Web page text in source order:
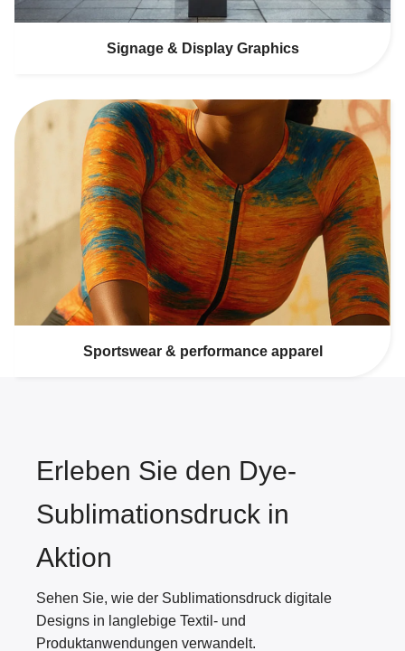
Signage & Display Graphics
Sportswear & performance apparel
Erleben Sie den Dye-
Sublimationsdruck in
Aktion
Sehen Sie, wie der Sublimationsdruck digitale
Designs in langlebige Textil- und
Produktanwendungen verwandelt.